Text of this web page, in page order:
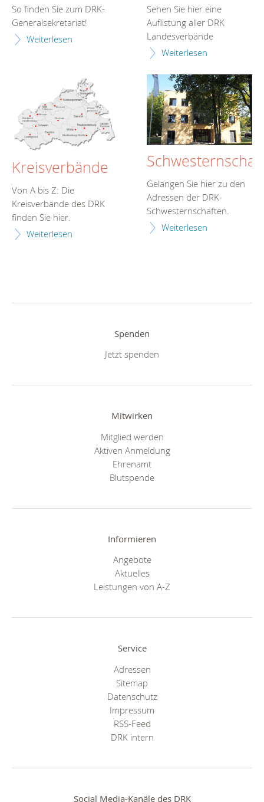
So finden Sie zum DRK-
Generalsekretariat!
Weiterlesen
Sehen Sie hier eine
Auflistung aller DRK
Landesverbände
Weiterlesen
Kreisverbände
Von A bis Z: Die
Kreisverbände des DRK
finden Sie hier.
Weiterlesen
Gelangen Sie hier zu den
Adressen der DRK-
Schwesternschaften.
Weiterlesen
Spenden
Jetzt spenden
Mitwirken
Mitglied werden
Aktiven Anmeldung
Ehrenamt
Blutspende
Informieren
Angebote
Aktuelles
Leistungen von A-Z
Service
Adressen
Sitemap
Datenschutz
Impressum
RSS-Feed
DRK intern
Social Media-Kanäle des DRK